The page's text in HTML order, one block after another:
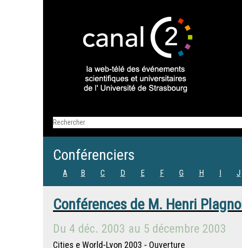
Conférenciers
A B C D E F G H I J
Conférences de M. Henri Plagnol
Du 4 déc. 2003 au 5 décembre 2003
Cities e World-Lyon 2003 - Ouverture